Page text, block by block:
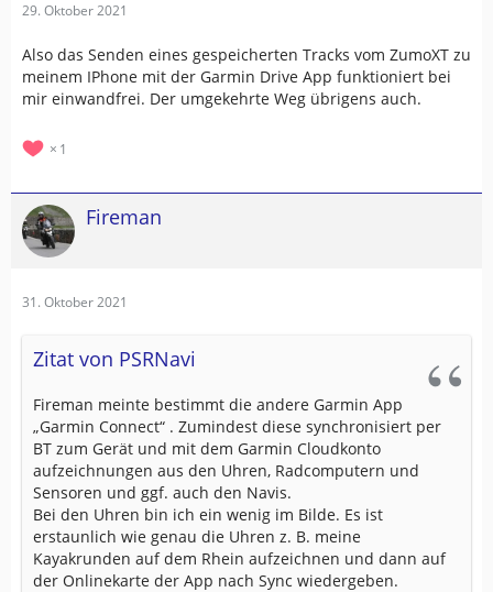
29. Oktober 2021
Also das Senden eines gespeicherten Tracks vom ZumoXT zu
meinem IPhone mit der Garmin Drive App funktioniert bei
mir einwandfrei. Der umgekehrte Weg übrigens auch.
1
Fireman
31. Oktober 2021
Zitat von PSRNavi
Fireman meinte bestimmt die andere Garmin App
„Garmin Connect“ . Zumindest diese synchronisiert per
BT zum Gerät und mit dem Garmin Cloudkonto
aufzeichnungen aus den Uhren, Radcomputern und
Sensoren und ggf. auch den Navis.
Bei den Uhren bin ich ein wenig im Bilde. Es ist
erstaunlich wie genau die Uhren z. B. meine
Kayakrunden auf dem Rhein aufzeichnen und dann auf
der Onlinekarte der App nach Sync wiedergeben.